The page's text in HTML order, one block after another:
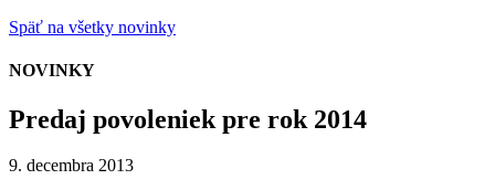
Späť na všetky novinky
NOVINKY
Predaj povoleniek pre rok 2014
9. decembra 2013